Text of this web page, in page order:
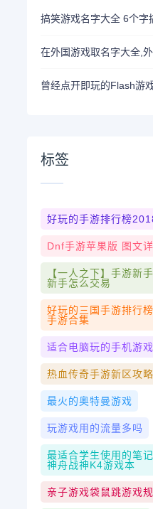
在外国游戏取名字大全,
标签
好玩的手游排行榜
Dnf手游苹果版 图文
【一人之下】手游新
新手怎么交易
好玩的三国手游排行
手游合集
适合电脑玩的手机游戏
热血传奇手游新区攻略
最火的奥特曼游戏
玩游戏用的流量多吗
最适合学生使用的笔
神舟战神K4游戏本
亲子游戏袋鼠跳游戏